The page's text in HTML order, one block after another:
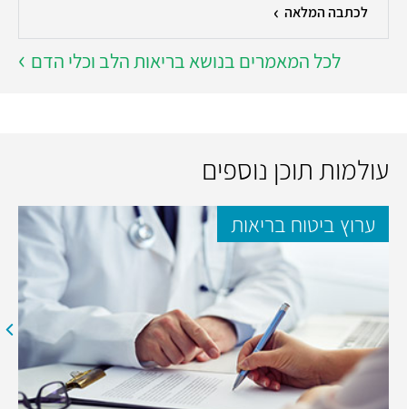
לכתבה המלאה
לכל המאמרים בנושא בריאות הלב וכלי הדם
עולמות תוכן נוספים
ערוץ ביטוח בריאות